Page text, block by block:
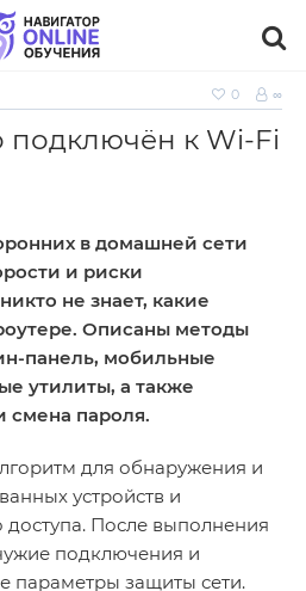
0 ∞
подключён к Wi‑Fi
в домашней сети
и риски
не знает, какие
Описаны методы
мобильные
утилиты, а также
смена пароля.
для обнаружения и
устройств и
После выполнения
подключения и
параметры защиты сети.